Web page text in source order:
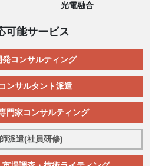
光電融合
可能サービス
発コンサルティング
ンサルタント派遣
門家コンサルティング
派遣(社員研修)